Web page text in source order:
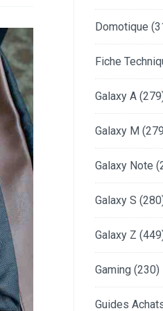
Domotique
Fiche
Galaxy A
Galaxy M
Galaxy Note
Galaxy S
Galaxy Z
Gaming (230)
Guides